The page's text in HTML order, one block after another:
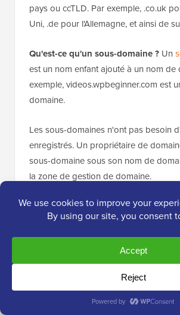
pays ou ccTLD. Par exemple, .co.uk
Uni, .de pour l'Allemagne, et ainsi de
Qu'est-ce qu'un sous-domaine ? Un
est un nom enfant ajouté à un nom de
exemple, videos.wpbeginner.com est
domaine.
Les sous-domaines n'ont pas besoin
enregistrés. Un propriétaire de
sous-domaine sous son nom de
la zone de gestion de domaine.
Quels sont les différents
d'hébergement web ?
Il existe plusieurs types de services
web. Les propriétaires de sites web
un plan d'hébergement web en